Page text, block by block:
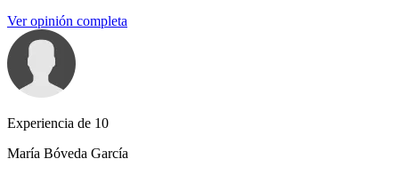
Ver opinión completa
Experiencia de 10
María Bóveda García